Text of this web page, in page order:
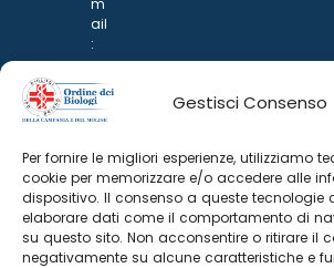
Gestisci Consenso
Per fornire le migliori esperienze, utilizziamo
cookie per memorizzare e/o accedere alle
dispositivo. Il consenso a queste tecnologie
elaborare dati come il comportamento di
su questo sito. Non acconsentire o ritirare il
negativamente su alcune caratteristiche e
ail
:
rp
d
@
p
n
ar
i.it